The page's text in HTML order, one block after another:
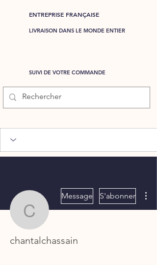
LIVRAISON DANS LE MONDE ENTIER
ENTREPRISE FRANÇAISE
SUIVI DE VOTRE COMMANDE
chantalchassain
Message S'abonner
chantalchassain